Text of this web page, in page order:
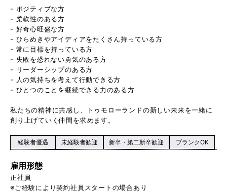
- ポジティブな方
- 柔軟性のある方
- 好奇心旺盛な方
- ひらめきやアイディアをたくさん持っている方
- 常に目標を持っている方
- 失敗を恐れない勇気のある方
- リーダーシップのある方
- 人の気持ちを考えて行動できる方
- ひとつのことを継続できる力のある方
私たちの精神に共感し、トゥモローランドの新しい未来を一緒に
創り上げていく仲間を求めます。
経験者優遇 未経験者歓迎 新卒・第二新卒歓迎 ブランクOK
雇用形態
正社員
※ご経験により契約社員スタートの場合あり